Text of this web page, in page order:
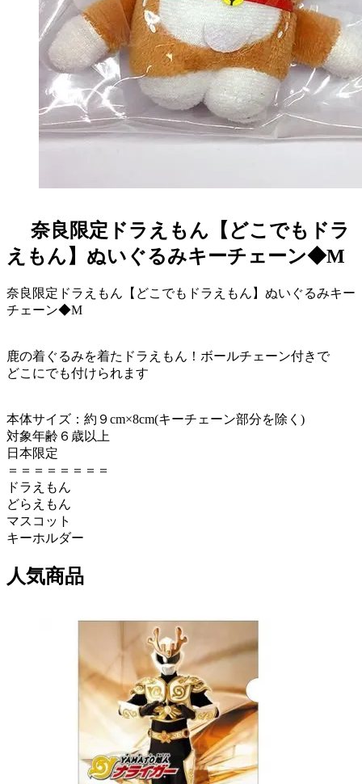
奈良限定ドラえもん【どこでもドラ
えもん】ぬいぐるみキーチェーン◆M
奈良限定ドラえもん【どこでもドラえもん】ぬいぐるみキー
チェーン◆M
鹿の着ぐるみを着たドラえもん！ボールチェーン付きで
どこにでも付けられます
本体サイズ：約９cm×8cm(キーチェーン部分を除く)
対象年齢６歳以上
日本限定
＝＝＝＝＝＝＝＝
ドラえもん
どらえもん
マスコット
キーホルダー
人気商品